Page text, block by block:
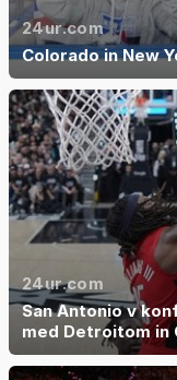
24ur.com
Colorado in New
24ur.com
San Antonio v
med Detroitom in